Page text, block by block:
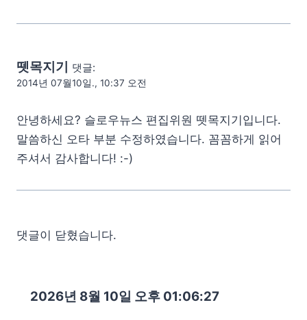
뗏목지기 댓글:
2014년 07월10일., 10:37 오전
안녕하세요? 슬로우뉴스 편집위원 뗏목지기입니다.
말씀하신 오타 부분 수정하였습니다. 꼼꼼하게 읽어
주셔서 감사합니다! :-)
댓글이 닫혔습니다.
2026년 8월 10일 오후 01:06:28